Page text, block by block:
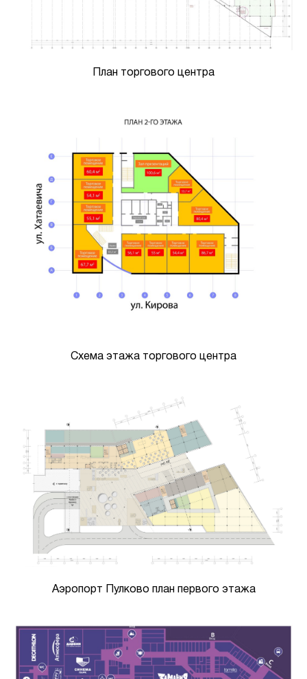
План торгового центра
Схема этажа торгового центра
Аэропорт Пулково план первого этажа